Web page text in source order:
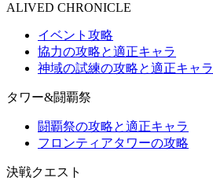
ALIVED CHRONICLE
イベント攻略
協力の攻略と適正キャラ
神域の試練の攻略と適正キャラ
タワー&闘覇祭
闘覇祭の攻略と適正キャラ
フロンティアタワーの攻略
決戦クエスト